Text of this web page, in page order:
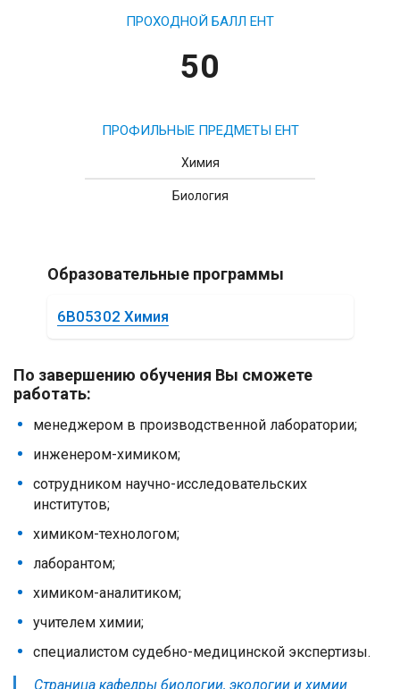
ПРОХОДНОЙ БАЛЛ ЕНТ
50
ПРОФИЛЬНЫЕ ПРЕДМЕТЫ ЕНТ
Химия
Биология
Образовательные программы
6B05302 Химия
По завершению обучения Вы сможете
работать:
менеджером в производственной лаборатории;
инженером-химиком;
сотрудником научно-исследовательских
институтов;
химиком-технологом;
лаборантом;
химиком-аналитиком;
учителем химии;
специалистом судебно-медицинской экспертизы.
Страница кафедры биологии, экологии и химии